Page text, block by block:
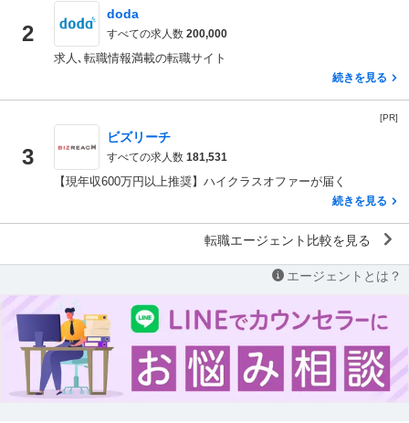
2
doda
すべての求人数 200,000
求人､転職情報満載の転職サイト
続きを見る
[PR]
3
ビズリーチ
すべての求人数 181,531
【現年収600万円以上推奨】ハイクラスオファーが届く
続きを見る
転職エージェント比較を見る
エージェントとは？